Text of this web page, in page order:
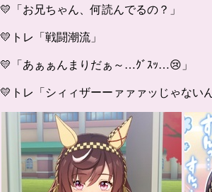
💛「お兄ちゃん、何読んでるの？」
💛トレ「戦闘潮流」
💛「あぁぁんまりだぁ～…ｸﾞｽｯ…😢」
💛トレ「シィィザーーァァァッじゃない